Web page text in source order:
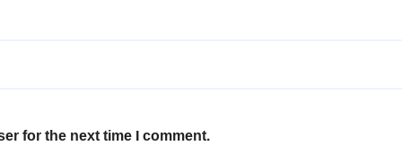
for the next time I comment.